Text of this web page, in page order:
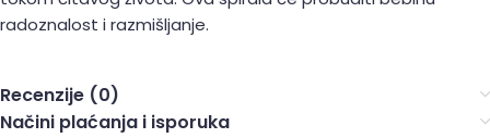
radoznalost i razmišljanje.
Recenzije (0)
Načini plaćanja i isporuka